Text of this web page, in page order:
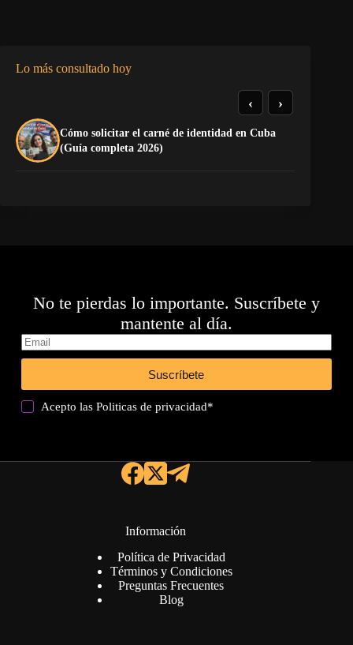
Lo más consultado hoy
Cómo solicitar el carné de identidad en Cuba
(Guía completa 2026)
‹ ›
No te pierdas lo importante. Suscríbete y
mantente al día.
Suscríbete
Acepto lasPoliticas de privacidad*
Información
Política de Privacidad
Términos y Condiciones
Preguntas Frecuentes
Blog